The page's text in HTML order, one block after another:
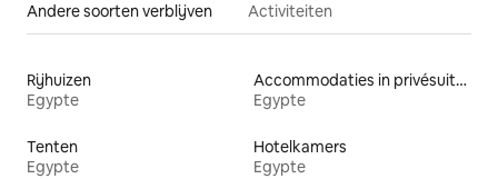
Andere soorten verblijven Activiteiten
Rijhuizen
Egypte
Accommodaties in privésuites
Egypte
Tenten
Egypte
Hotelkamers
Egypte